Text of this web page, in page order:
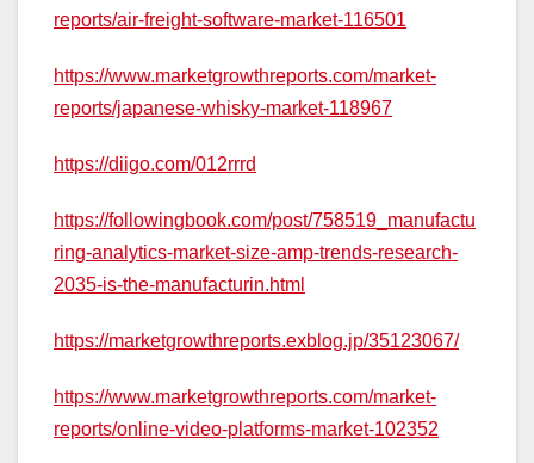
reports/air-freight-software-market-116501
https://www.marketgrowthreports.com/market-
reports/japanese-whisky-market-118967
https://diigo.com/012rrrd
https://followingbook.com/post/758519_manufactu
ring-analytics-market-size-amp-trends-research-
2035-is-the-manufacturin.html
https://marketgrowthreports.exblog.jp/35123067/
https://www.marketgrowthreports.com/market-
reports/online-video-platforms-market-102352